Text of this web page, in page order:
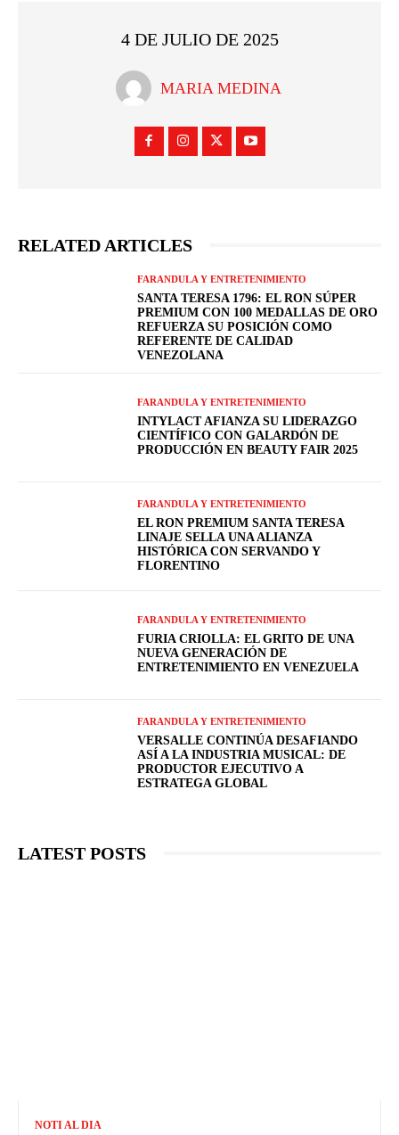
4 DE JULIO DE 2025
MARIA MEDINA
RELATED ARTICLES
FARANDULA Y ENTRETENIMIENTO
SANTA TERESA 1796: EL RON SÚPER
PREMIUM CON 100 MEDALLAS DE ORO
REFUERZA SU POSICIÓN COMO
REFERENTE DE CALIDAD
VENEZOLANA
FARANDULA Y ENTRETENIMIENTO
INTYLACT AFIANZA SU LIDERAZGO
CIENTÍFICO CON GALARDÓN DE
PRODUCCIÓN EN BEAUTY FAIR 2025
FARANDULA Y ENTRETENIMIENTO
EL RON PREMIUM SANTA TERESA
LINAJE SELLA UNA ALIANZA
HISTÓRICA CON SERVANDO Y
FLORENTINO
FARANDULA Y ENTRETENIMIENTO
FURIA CRIOLLA: EL GRITO DE UNA
NUEVA GENERACIÓN DE
ENTRETENIMIENTO EN VENEZUELA
FARANDULA Y ENTRETENIMIENTO
VERSALLE CONTINÚA DESAFIANDO
ASÍ A LA INDUSTRIA MUSICAL: DE
PRODUCTOR EJECUTIVO A
ESTRATEGA GLOBAL
LATEST POSTS
NOTI AL DIA